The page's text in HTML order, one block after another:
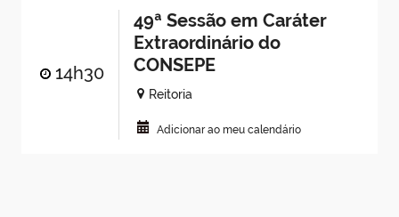
14h30
49ª Sessão em Caráter
Extraordinário do
CONSEPE
Reitoria
Adicionar ao meu calendário